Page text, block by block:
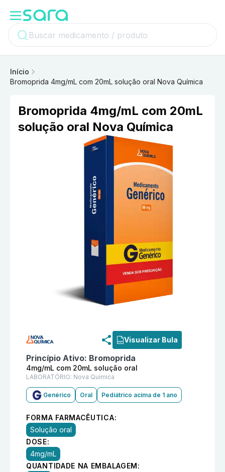
Início
Bromoprida 4mg/mL com 20mL solução oral Nova Química
Bromoprida 4mg/mL com 20mL
solução oral Nova Química
Visualizar Bula
Princípio Ativo: Bromoprida
4mg/mL com 20mL solução oral
LABORATÓRIO: Nova Química
Genérico Oral Pediátrico acima de 1 ano
FORMA FARMACÊUTICA:
Solução oral
DOSE:
4mg/mL
QUANTIDADE NA EMBALAGEM: